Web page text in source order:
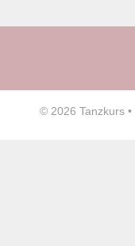
© 2026 Tanzkurs •